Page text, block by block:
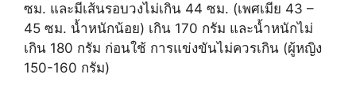
ซม. และมีเส้นรอบวงไม่เกิน 44 ซม. (เพศเมีย 43 –
45 ซม. น้ำหนักน้อย) เกิน 170 กรัม และน้ำหนักไม่
เกิน 180 กรัม ก่อนใช้ การแข่งขันไม่ควรเกิน (ผู้หญิง
150-160 กรัม)